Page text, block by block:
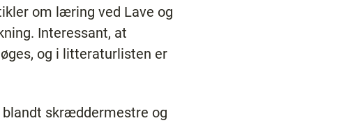
om læring ved Lave og
Interessant, at
og i litteraturlisten er
blandt skræddermestre og